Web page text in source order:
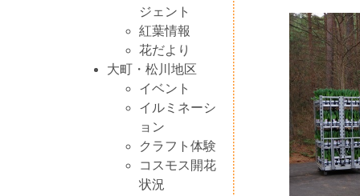
ジェント
紅葉情報
花だより
大町・松川地区
イベント
イルミネーシ
ョン
クラフト体験
コスモス開花
状況